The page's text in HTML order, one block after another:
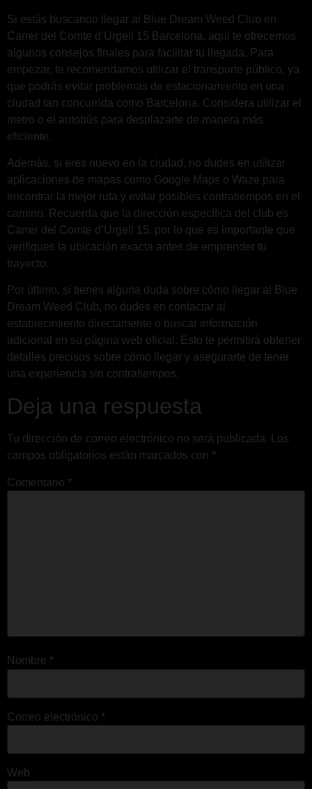
Si estás buscando llegar al Blue Dream Weed Club en
Carrer del Comte d’Urgell 15 Barcelona, aquí te ofrecemos
algunos consejos finales para facilitar tu llegada. Para
empezar, te recomendamos utilizar el transporte público, ya
que podrás evitar problemas de estacionamiento en una
ciudad tan concurrida como Barcelona. Considera utilizar el
metro o el autobús para desplazarte de manera más
eficiente.
Además, si eres nuevo en la ciudad, no dudes en utilizar
aplicaciones de mapas como Google Maps o Waze para
encontrar la mejor ruta y evitar posibles contratiempos en el
camino. Recuerda que la dirección específica del club es
Carrer del Comte d’Urgell 15, por lo que es importante que
verifiques la ubicación exacta antes de emprender tu
trayecto.
Por último, si tienes alguna duda sobre cómo llegar al Blue
Dream Weed Club, no dudes en contactar al
establecimiento directamente o buscar información
adicional en su página web oficial. Esto te permitirá obtener
detalles precisos sobre cómo llegar y asegurarte de tener
una experiencia sin contratiempos.
Deja una respuesta
Tu dirección de correo electrónico no será publicada.
Los
campos obligatorios están marcados con *
Comentario *
Nombre *
Correo electrónico *
Web